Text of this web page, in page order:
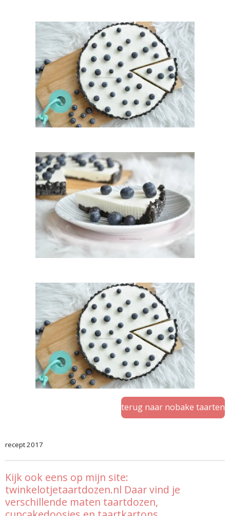
terug naar nobake taarten
recept 2017
Kijk ook eens op mijn site:
twinkelotjetaartdozen.nl Daar vind je
verschillende maten taartdozen,